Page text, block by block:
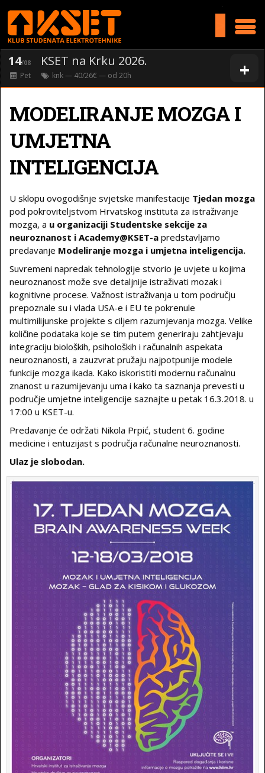
+
14/08 KSET na Krku 2026.
Pet knk— 40/26€ — od 20h
MODELIRANJE MOZGA I
UMJETNA
INTELIGENCIJA
U sklopu ovogodišnje svjetske manifestacije Tjedan mozga
pod pokroviteljstvom Hrvatskog instituta za istraživanje
mozga, a u organizaciji Studentske sekcije za
neuroznanost i Academy@KSET-a predstavljamo
predavanje Modeliranje mozga i umjetna inteligencija.
Suvremeni napredak tehnologije stvorio je uvjete u kojima
neuroznanost može sve detaljnije istraživati mozak i
kognitivne procese. Važnost istraživanja u tom području
prepoznale su i vlada USA-e i EU te pokrenule
multimilijunske projekte s ciljem razumjevanja mozga. Velike
količine podataka koje se tim putem generiraju zahtjevaju
integraciju bioloških, psiholoških i računalnih aspekata
neuroznanosti, a zauzvrat pružaju najpotpunije modele
funkcije mozga ikada. Kako iskoristiti modernu računalnu
znanost u razumijevanju uma i kako ta saznanja prevesti u
područje umjetne inteligencije saznajte u petak 16.3.2018. u
17:00 u KSET-u.
Predavanje će održati Nikola Prpić, student 6. godine
medicine i entuzijast s područja računalne neuroznanosti.
Ulaz je slobodan.